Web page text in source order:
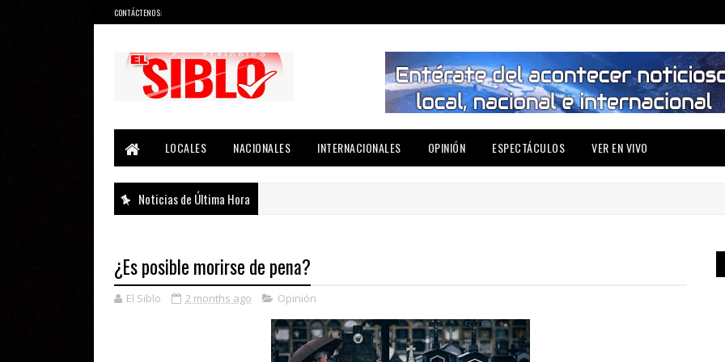
CONTÁCTENOS:
LOCALES
NACIONALES INTERNACIONALES OPINIÓN ESPECTÁCULOS VER EN VIVO
Noticias de Última Hora
¿Es posible morirse de pena?
El Siblo 2 months ago Opinión